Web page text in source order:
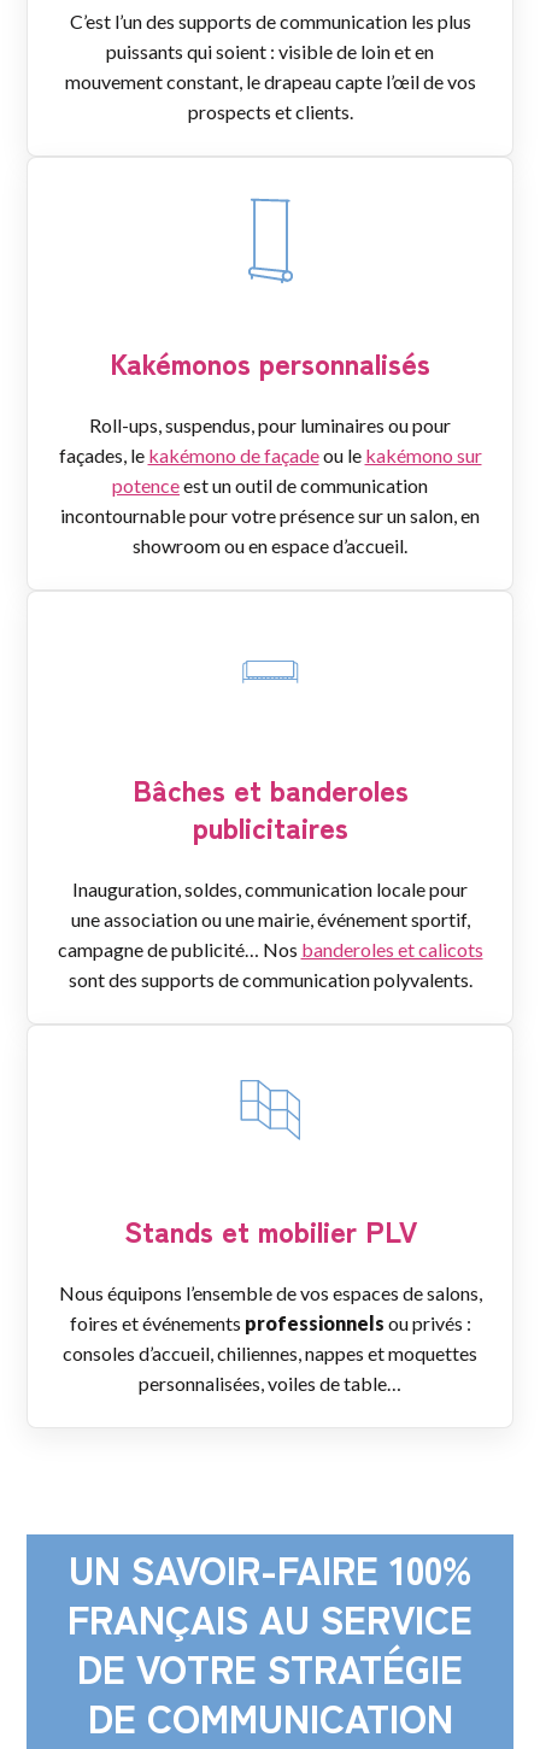
C’est l’un des supports de communication les plus
puissants qui soient : visible de loin et en
mouvement constant, le drapeau capte l’œil de vos
prospects et clients.
Kakémonos personnalisés
Roll-ups, suspendus, pour luminaires ou pour
façades, le kakémono de façadeou le kakémono sur
potenceest un outil de communication
incontournable pour votre présence sur un salon, en
showroom ou en espace d’accueil.
Bâches et banderoles
publicitaires
Inauguration, soldes, communication locale pour
une association ou une mairie, événement sportif,
campagne de publicité… Nos banderoles et calicots
sont des supports de communication polyvalents.
Stands et mobilier PLV
Nous équipons l’ensemble de vos espaces de salons,
foires et événements professionnels ou privés :
consoles d’accueil, chiliennes, nappes et moquettes
personnalisées, voiles de table…
UN SAVOIR-FAIRE 100%
FRANÇAIS AU SERVICE
DE VOTRE STRATÉGIE
DE COMMUNICATION